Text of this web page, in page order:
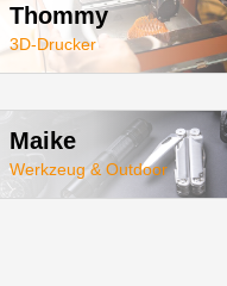
Thommy
3D-Drucker
Maike
Werkzeug & Outdoor